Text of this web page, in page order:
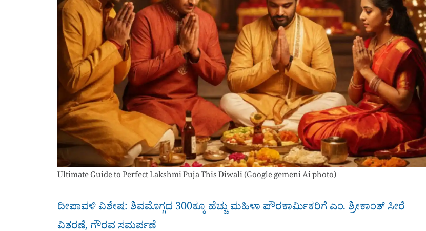
Ultimate Guide to Perfect Lakshmi Puja This Diwali (Google gemeni Ai photo)
ದೀಪಾವಳಿ ವಿಶೇಷ: ಶಿವಮೊಗ್ಗದ 300ಕ್ಕೂ ಹೆಚ್ಚು ಮಹಿಳಾ ಪೌರಕಾರ್ಮಿಕರಿಗೆ ಎಂ. ಶ್ರೀಕಾಂತ್ ಸೀರೆ
ವಿತರಣೆ, ಗೌರವ ಸಮರ್ಪಣೆ